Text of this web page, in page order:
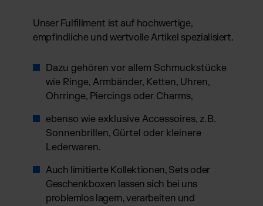
Unser Fulfillment ist auf hochwertige,
empfindliche und wertvolle Artikel spezialisiert.
Dazu gehören vor allem Schmuckstücke
wie Ringe, Armbänder, Ketten, Uhren,
Ohrringe, Piercings oder Charms,
ebenso wie exklusive Accessoires, z. B.
Sonnenbrillen, Gürtel oder kleinere
Lederwaren.
Auch limitierte Kollektionen, Sets oder
Geschenkboxen lassen sich bei uns
problemlos lagern, verarbeiten und